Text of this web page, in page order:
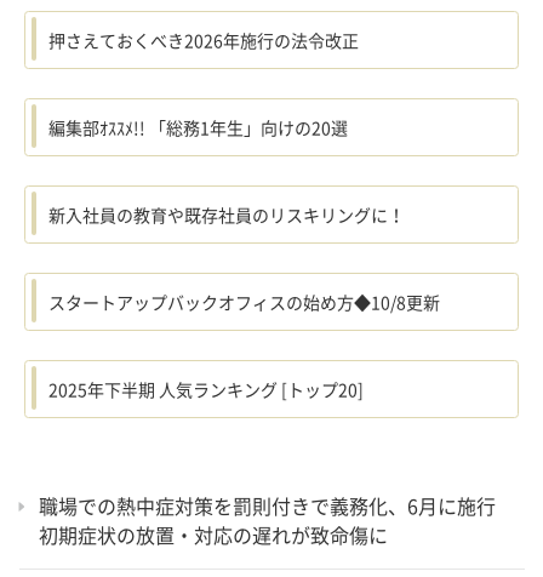
職場での熱中症対策を罰則付きで義務化、6月に施行
初期症状の放置・対応の遅れが致命傷に
押さえておくべき2026年施行の法令改正
編集部ｵｽｽﾒ!! 「総務1年生」向けの20選
新入社員の教育や既存社員のリスキリングに！
スタートアップバックオフィスの始め方◆10/8更新
2025年下半期 人気ランキング [トップ20]